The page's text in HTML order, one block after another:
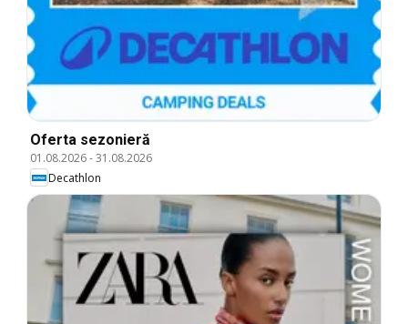
Oferta sezonieră
01.08.2026-31.08.2026
Decathlon